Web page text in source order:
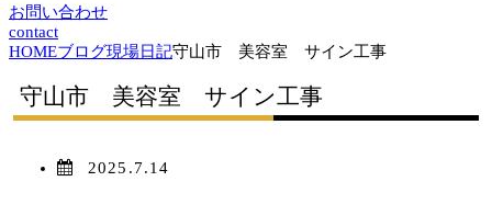
お問い合わせ
contact
HOMEブログ現場日記守山市 美容室 サイン工事
守山市 美容室 サイン工事
2025.7.14